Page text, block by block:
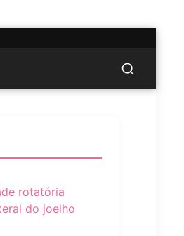
rotatória
do joelho